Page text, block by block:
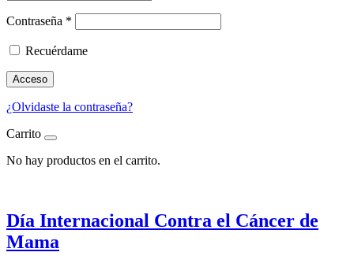
Contraseña *
Recuérdame
Acceso
¿Olvidaste la contraseña?
Carrito
No hay productos en el carrito.
Día Internacional Contra el Cáncer de
Mama